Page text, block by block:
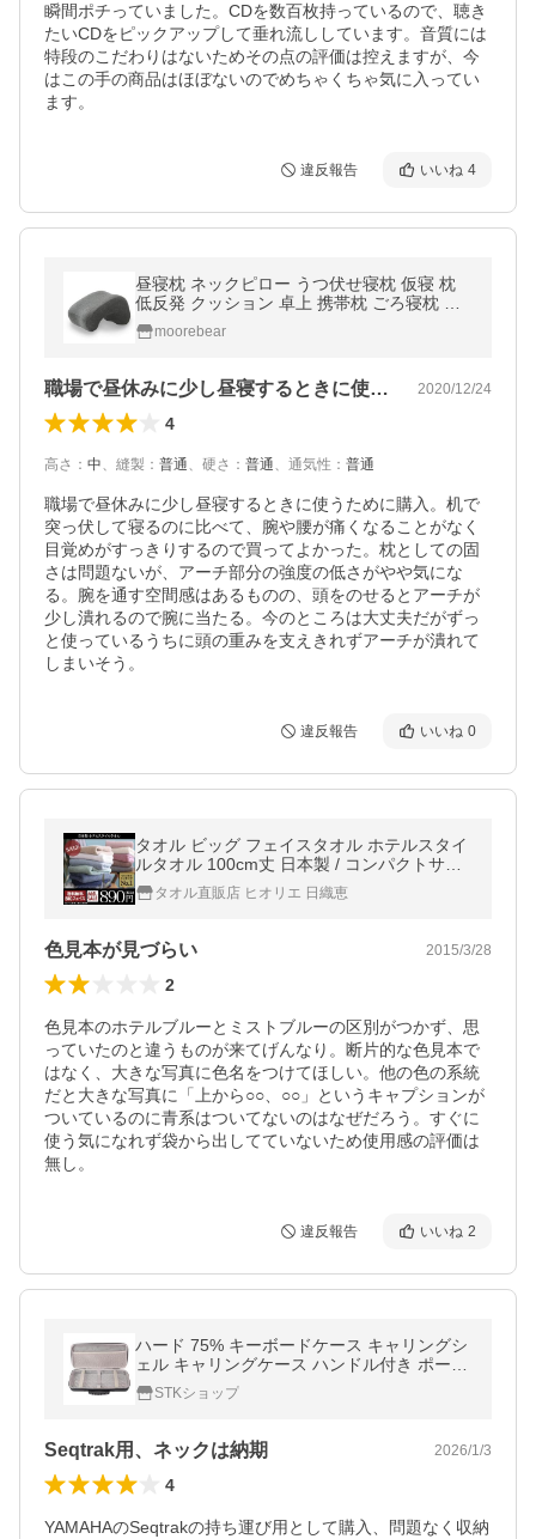
瞬間ポチっていました。CDを数百枚持っているので、聴き
たいCDをピックアップして垂れ流ししています。音質には
特段のこだわりはないためその点の評価は控えますが、今
はこの手の商品はほぼないのでめちゃくちゃ気に入ってい
ます。
違反報告 いいね 4
昼寝枕 ネックピロー うつ伏せ寝枕 仮寝 枕
低反発 クッション 卓上 携帯枕 ごろ寝枕 う
つぶせ寝 枕 コンパクト昼寝 枕 デスク オフ
ィス 旅行 まくら
moorebear
職場で昼休みに少し昼寝するときに使うた… 2020/12/24
4
高さ ： 中、 縫製 ： 普通、 硬さ ： 普通、 通気性 ： 普通
職場で昼休みに少し昼寝するときに使うために購入。机で
突っ伏して寝るのに比べて、腕や腰が痛くなることがなく
目覚めがすっきりするので買ってよかった。枕としての固
さは問題ないが、アーチ部分の強度の低さがやや気にな
る。腕を通す空間感はあるものの、頭をのせるとアーチが
少し潰れるので腕に当たる。今のところは大丈夫だがずっ
と使っているうちに頭の重みを支えきれずアーチが潰れて
しまいそう。
違反報告 いいね 0
タオル ビッグ フェイスタオル ホテルスタイ
ルタオル 100cm丈 日本製 / コンパクトサイ
ズ バスタオル 泉州タオル セール 日用品 サ
タプラ 圧縮 送料無料
タオル直販店 ヒオリエ 日織恵
色見本が見づらい 2015/3/28
2
色見本のホテルブルーとミストブルーの区別がつかず、思
っていたのと違うものが来てげんなり。断片的な色見本で
はなく、大きな写真に色名をつけてほしい。他の色の系統
だと大きな写真に「上から○○、○○」というキャプションが
ついているのに青系はついてないのはなぜだろう。すぐに
使う気になれず袋から出してていないため使用感の評価は
無し。
違反報告 いいね 2
ハード 75% キーボードケース キャリングシ
ェル キャリングケース ハンドル付き ポータ
ブル シンプル ハード 旅行 収納ケース キー
ボード 収納バ
STKショップ
Seqtrak用、ネックは納期 2026/1/3
4
YAMAHAのSeqtrakの持ち運び用として購入、問題なく収納